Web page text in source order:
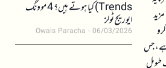
ہے، جس
طویل
Trends) کیا ہوتے ہیں؟ 4 موونگ
ایوریج ٹولز
Owais Paracha 06/03/2026